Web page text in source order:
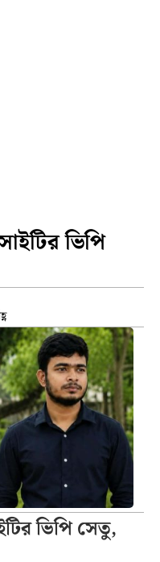
ভিপি
ভিপি সেতু,